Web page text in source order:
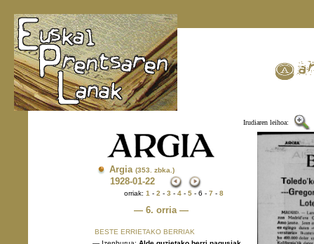
Irudiaren leihoa:
Argia (353. zbka.)
1928-01-22
orriak: 1 - 2 - 3 - 4- 5- 6 - 7 - 8
— 6. orria —
BESTE ERRIETAKO BERRIAK